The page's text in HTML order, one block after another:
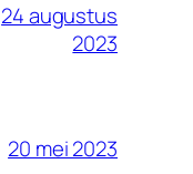
24 augustus
2023
20 mei 2023